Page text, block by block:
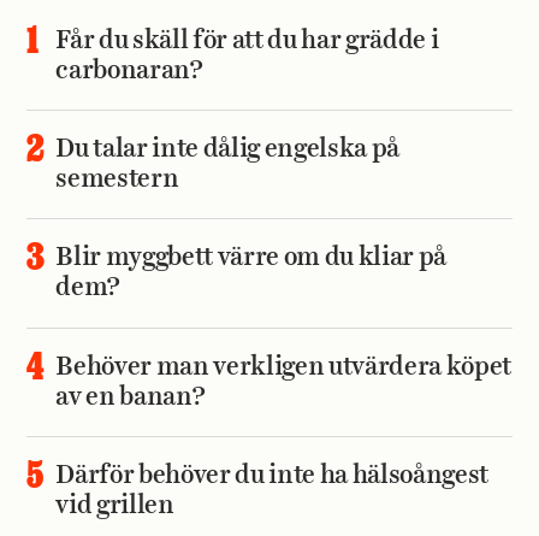
Får du skäll för att du har grädde i
carbonaran?
Du talar inte dålig engelska på
semestern
Blir myggbett värre om du kliar på
dem?
Behöver man verkligen utvärdera köpet
av en banan?
Därför behöver du inte ha hälsoångest
vid grillen